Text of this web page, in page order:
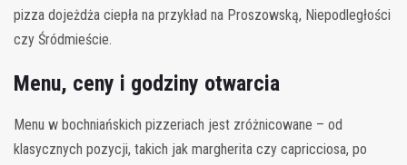
pizza dojeżdża ciepła na przykład na Proszowską, Niepodległości
czy Śródmieście.
Menu, ceny i godziny otwarcia
Menu w bochniańskich pizzeriach jest zróżnicowane – od
klasycznych pozycji, takich jak margherita czy capricciosa, po